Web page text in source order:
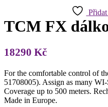
TCM FX
18290 Kč
For the comfortable control of
51708005). Assign as many
Coverage up to 500 meters.
Made in Europe.